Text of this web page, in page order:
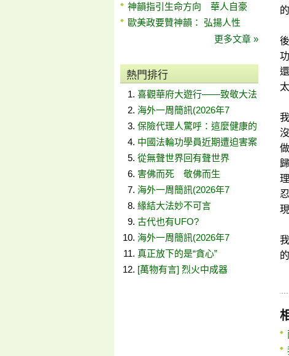
神韻指引生命方向 華人自豪
歐美政要贊神韻： 弘揚人性
更多文章 »
熱門排行
喜觀華府大遊行——致敬大法
海外一周簡訊(2026年7
保險代理人驚呼：這麼健康的
中國法輪功學員近期遭迫害案
從無聲世界回有聲世界
害佛而死 敬佛而生
海外一周簡訊(2026年7
緣結大法妙不可言
古代也有UFO?
海外一周簡訊(2026年7
真正放下的是“貪心”
[萬物有言] 烈火中成器